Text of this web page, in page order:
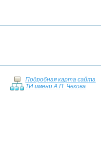
Подробная карта сайта
ТИ имени А.П. Чехова